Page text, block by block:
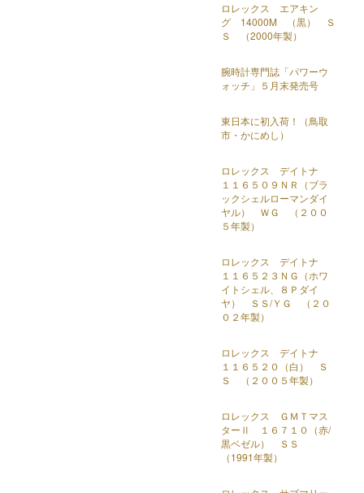
ロレックス エアキン
グ 14000M （黒） Ｓ
Ｓ （2000年製）
腕時計専門誌「パワーウ
ォッチ」５月末発売号
東日本に初入荷！（鳥取
市・かにめし）
ロレックス デイトナ
１１６５０９ＮＲ（ブラ
ックシェルローマンダイ
ヤル） ＷＧ （２００
５年製）
ロレックス デイトナ
１１６５２３ＮＧ（ホワ
イトシェル、８Ｐダイ
ヤ） ＳＳ/ＹＧ （２０
０２年製）
ロレックス デイトナ
１１６５２０（白） Ｓ
Ｓ （２００５年製）
ロレックス ＧＭＴマス
ターⅡ １６７１０（赤/
黒ベゼル） ＳＳ
（1991年製）